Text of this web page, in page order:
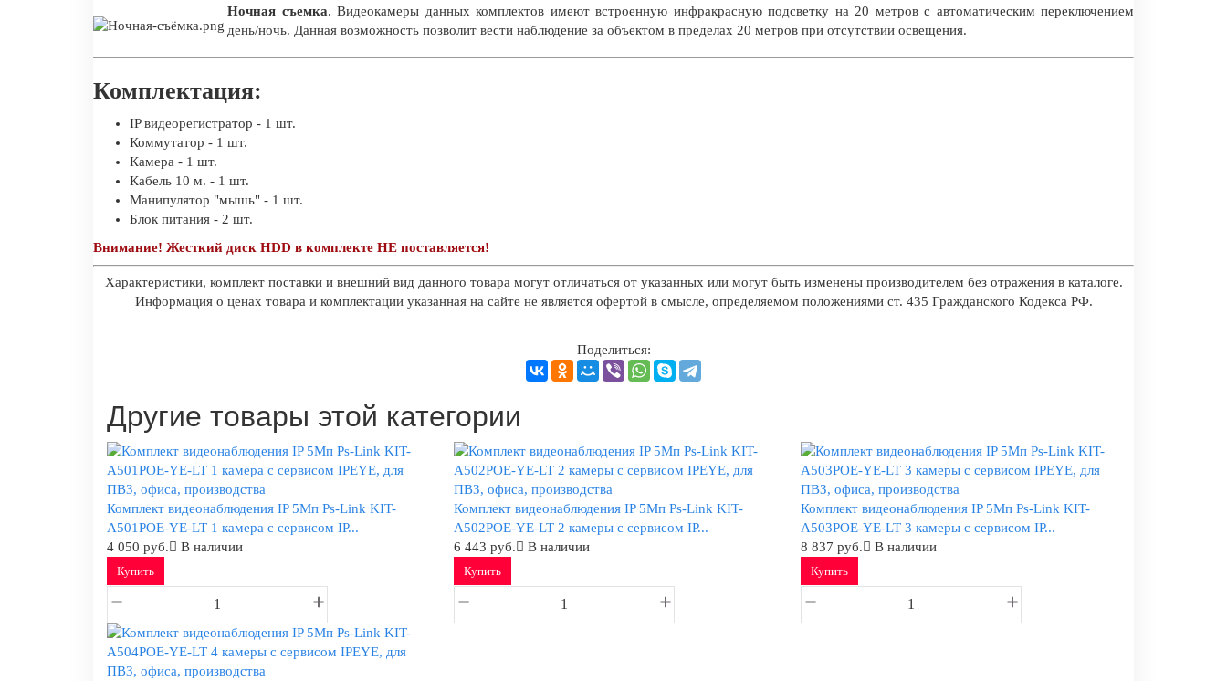
Ночная съемка. Видеокамеры данных комплектов имеют встроенную инфракрасную подсветку на 20 метров с автоматическим переключением
день/ночь. Данная возможность позволит вести наблюдение за объектом в пределах 20 метров при отсутствии освещения.
Комплектация:
IP видеорегистратор - 1 шт.
Коммутатор - 1 шт.
Камера - 1 шт.
Кабель 10 м. - 1 шт.
Манипулятор "мышь" - 1 шт.
Блок питания - 2 шт.
Внимание! Жесткий диск HDD в комплекте НЕ поставляется!
Характеристики, комплект поставки и внешний вид данного товара могут отличаться от указанных или могут быть изменены производителем без отражения в каталоге.
Информация о ценах товара и комплектации указанная на сайте не является офертой в смысле, определяемом положениями ст. 435 Гражданского Кодекса РФ.
Поделиться:
Другие товары этой категории
Комплект видеонаблюдения IP 5Мп Ps-Link KIT-
A501POE-YE-LT 1 камера с сервисом IP...
4 050 руб.
В наличии
Купить
Комплект видеонаблюдения IP 5Мп Ps-Link KIT-
A502POE-YE-LT 2 камеры с сервисом IP...
6 443 руб.
В наличии
Купить
Комплект видеонаблюдения IP 5Мп Ps-Link KIT-
A503POE-YE-LT 3 камеры с сервисом IP...
8 837 руб.
В наличии
Купить